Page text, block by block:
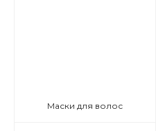
Маски для волос